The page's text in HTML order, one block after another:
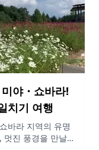
야・쇼바라!
치기 여행
바라 지역의 유명
멋진 풍경을 만날